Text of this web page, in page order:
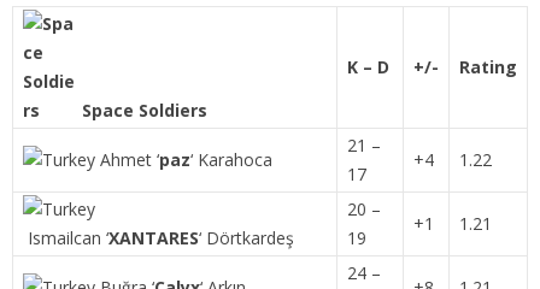
Space Soldiers
K – D +/- Rating
Ahmet ‘paz‘ Karahoca
21 –
17
+4 1.22
Ismailcan ‘XANTARES‘ Dörtkardeş
20 –
19
+1 1.21
24 –